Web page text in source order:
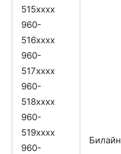
515xxxx
960-
516xxxx
960-
517xxxx
960-
518xxxx
960-
519xxxx
960-
Билайн